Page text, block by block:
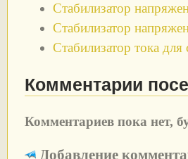
Стабилизатор
Стабилизатор
Стабилизатор тока
Комментарии
Комментариев пока нет,
Добавление